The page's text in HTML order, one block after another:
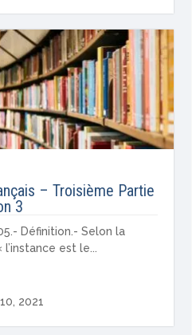
– Troisième Partie
3
Définition.- Selon la
est le...
2021